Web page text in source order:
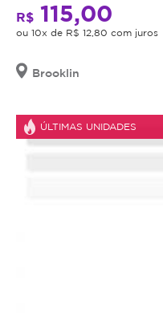
R$ 115,00
ou 10x de R$ 12,80 com juros
Brooklin
ÚLTIMAS UNIDADES